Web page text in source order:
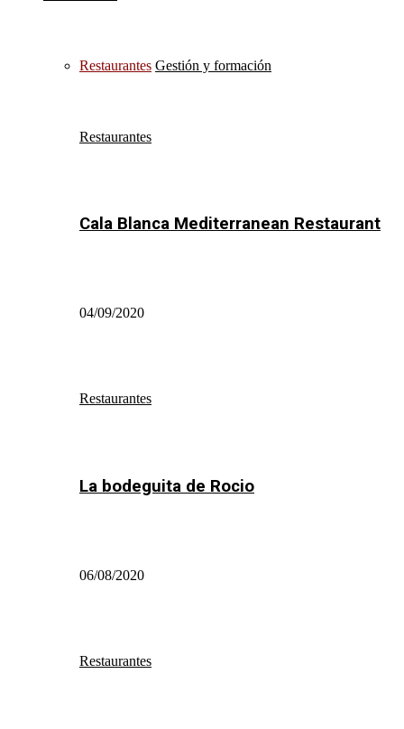
Restaurantes Gestión y formación
Restaurantes
Cala Blanca Mediterranean Restaurant
04/09/2020
Restaurantes
La bodeguita de Rocio
06/08/2020
Restaurantes